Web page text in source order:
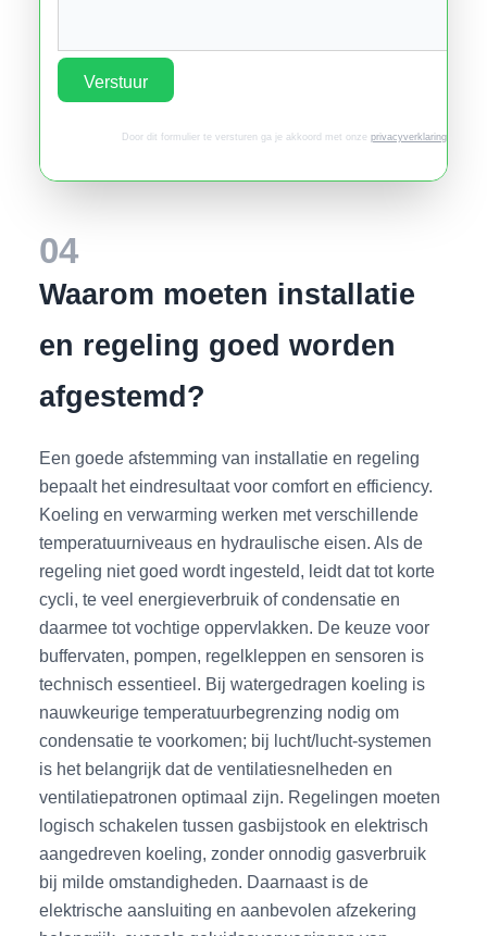
Verstuur
Door dit formulier te versturen ga je akkoord met onze privacyverklaring.
04
Waarom moeten installatie
en regeling goed worden
afgestemd?
Een goede afstemming van installatie en regeling
bepaalt het eindresultaat voor comfort en efficiency.
Koeling en verwarming werken met verschillende
temperatuurniveaus en hydraulische eisen. Als de
regeling niet goed wordt ingesteld, leidt dat tot korte
cycli, te veel energieverbruik of condensatie en
daarmee tot vochtige oppervlakken. De keuze voor
buffervaten, pompen, regelkleppen en sensoren is
technisch essentieel. Bij watergedragen koeling is
nauwkeurige temperatuurbegrenzing nodig om
condensatie te voorkomen; bij lucht/lucht-systemen
is het belangrijk dat de ventilatiesnelheden en
ventilatiepatronen optimaal zijn. Regelingen moeten
logisch schakelen tussen gasbijstook en elektrisch
aangedreven koeling, zonder onnodig gasverbruik
bij milde omstandigheden. Daarnaast is de
elektrische aansluiting en aanbevolen afzekering